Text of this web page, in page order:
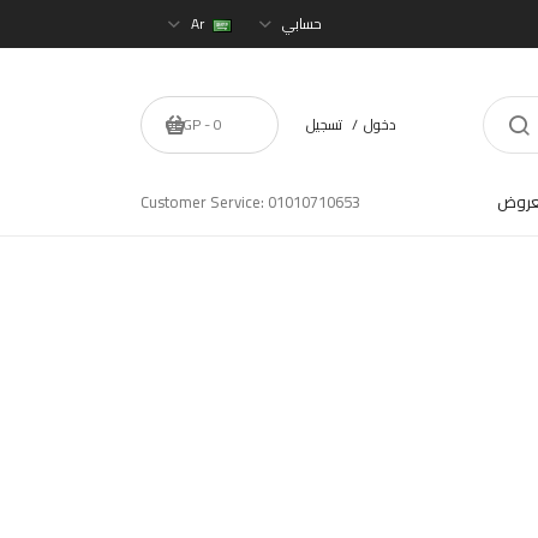
حسابي Ar
دخول تسجيل 0 - 0EGP
Customer Service: 01010710653